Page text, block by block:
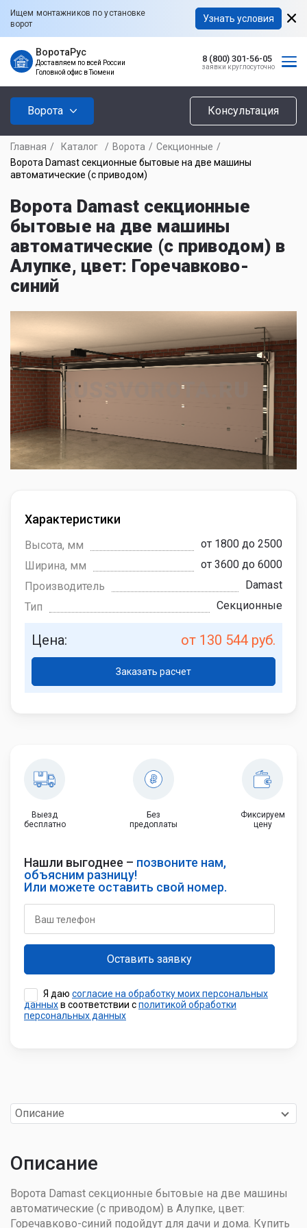
Ищем монтажников по установке
ворот
Узнать условия
ВоротаРус
Доставляем по всей России
Головной офис в Тюмени
8 (800) 301-56-05
заявки круглосуточно
Ворота Консультация
Главная / Каталог / Ворота / Секционные /
Ворота Damast секционные бытовые на две машины
автоматические (с приводом)
Ворота Damast секционные
бытовые на две машины
автоматические (с приводом) в
Алупке, цвет: Горечавково-
синий
Характеристики
Высота, мм
от 1800 до 2500
Ширина, мм
от 3600 до 6000
Производитель
Damast
Тип
Секционные
Цена: от 130 544 руб.
Заказать расчет
Выезд
бесплатно
Без
предоплаты
Фиксируем
цену
Нашли выгоднее – позвоните нам,
объясним разницу!
Или можете оставить свой номер.
Я даю согласие на обработку моих персональных
данныхв соответствии сполитикой обработки
персональных данных
Описание
Описание
Ворота Damast секционные бытовые на две машины
автоматические (с приводом) в Алупке, цвет:
Горечавково-синий подойдут для дачи и дома. Купить